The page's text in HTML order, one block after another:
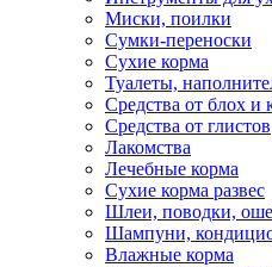
Миски, поилки
Сумки-переноски
Сухие корма
Туалеты,
Средства от блох и
Средства от глистов
Лакомства
Лечебные корма
Сухие корма развес
Шлеи, поводки,
Шампуни,
Влажные корма